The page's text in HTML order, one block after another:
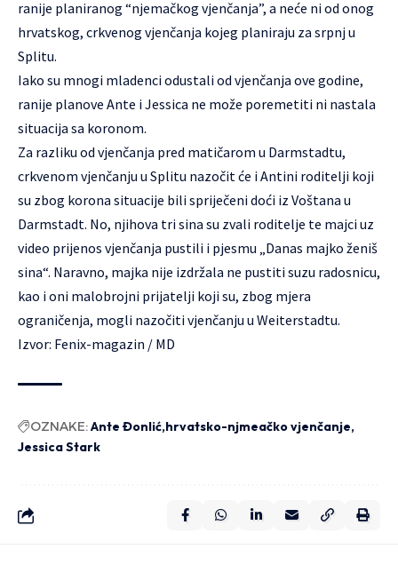
ranije planiranog “njemačkog vjenčanja”, a neće ni od onog
hrvatskog, crkvenog vjenčanja kojeg planiraju za srpnj u
Splitu.
Iako su mnogi mladenci odustali od vjenčanja ove godine,
ranije planove Ante i Jessica ne može poremetiti ni nastala
situacija sa koronom.
Za razliku od vjenčanja pred matičarom u Darmstadtu,
crkvenom vjenčanju u Splitu nazočit će i Antini roditelji koji
su zbog korona situacije bili spriječeni doći iz Voštana u
Darmstadt. No, njihova tri sina su zvali roditelje te majci uz
video prijenos vjenčanja pustili i pjesmu „Danas majko ženiš
sina“. Naravno, majka nije izdržala ne pustiti suzu radosnicu,
kao i oni malobrojni prijatelji koji su, zbog mjera
ograničenja, mogli nazočiti vjenčanju u Weiterstadtu.
Izvor: Fenix-magazin / MD
OZNAKE:Ante Đonlić hrvatsko-njmeačko vjenčanje
Jessica Stark